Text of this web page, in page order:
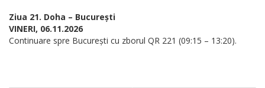
Ziua 21. Doha – București
VINERI, 06.11.2026
Continuare spre București cu zborul QR 221 (09:15 – 13:20).